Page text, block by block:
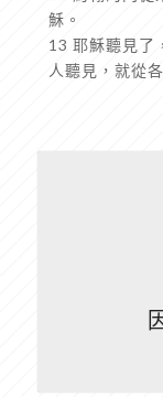
穌。
13 耶穌聽見了
人聽見，就從